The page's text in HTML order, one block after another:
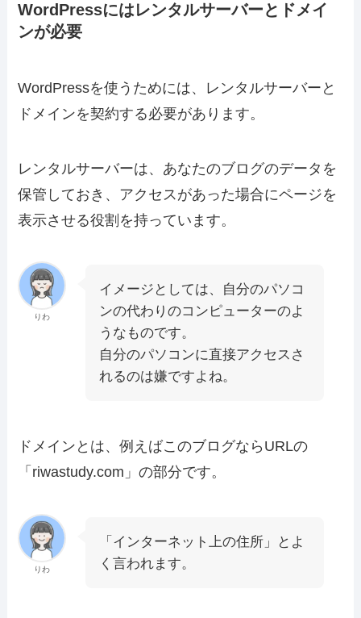
WordPressにはレンタルサーバーとドメイ
ンが必要
WordPressを使うためには、 レンタルサーバーと
ドメインを契約する必要があります。
レンタルサーバーは、あなたのブログのデータを
保管しておき、アクセスがあった場合にページを
表示させる役割を持っています。
りわ
イメージとしては、自分のパソコ
ンの代わりのコンピューターのよ
うなものです。
自分のパソコンに直接アクセスさ
れるのは嫌ですよね。
ドメインとは、例えばこのブログならURLの
「riwastudy.com」の部分です。
りわ
「インターネット上の住所」とよ
く言われます。